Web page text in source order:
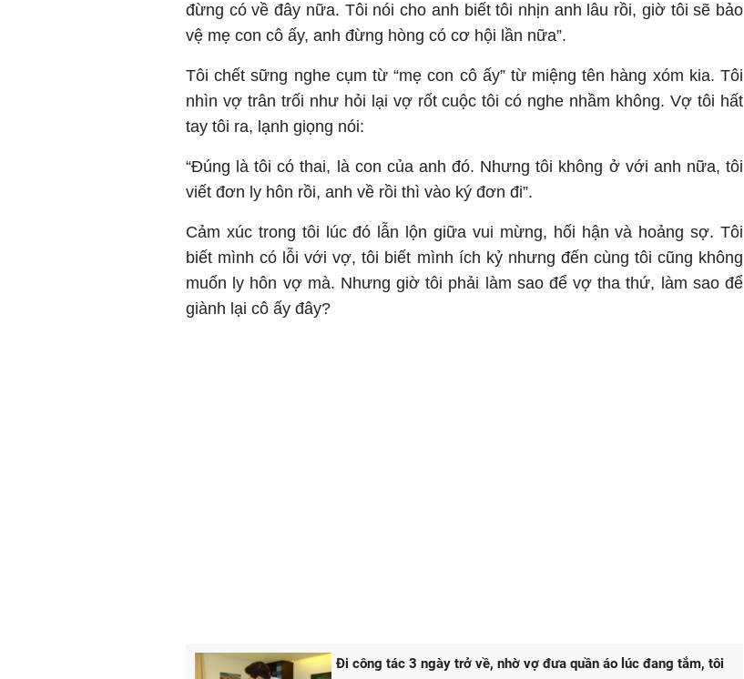
đừng có về đây nữa. Tôi nói cho anh biết tôi nhịn anh lâu rồi, giờ tôi sẽ bảo
vệ mẹ con cô ấy, anh đừng hòng có cơ hội lần nữa”.
Tôi chết sững nghe cụm từ “mẹ con cô ấy” từ miệng tên hàng xóm kia. Tôi
nhìn vợ trân trối như hỏi lại vợ rốt cuộc tôi có nghe nhầm không. Vợ tôi hất
tay tôi ra, lạnh giọng nói:
“Đúng là tôi có thai, là con của anh đó. Nhưng tôi không ở với anh nữa, tôi
viết đơn ly hôn rồi, anh về rồi thì vào ký đơn đi”.
Cảm xúc trong tôi lúc đó lẫn lộn giữa vui mừng, hối hận và hoảng sợ. Tôi
biết mình có lỗi với vợ, tôi biết mình ích kỷ nhưng đến cùng tôi cũng không
muốn ly hôn vợ mà. Nhưng giờ tôi phải làm sao để vợ tha thứ, làm sao để
giành lại cô ấy đây?
Đi công tác 3 ngày trở về, nhờ vợ đưa quần áo lúc đang tắm, tôi